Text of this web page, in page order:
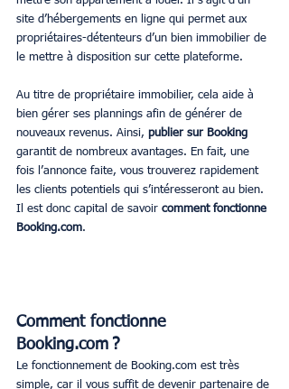
site d’hébergements en ligne qui permet aux
propriétaires-détenteurs d’un bien immobilier de
le mettre à disposition sur cette plateforme.
Au titre de propriétaire immobilier, cela aide à
bien gérer ses plannings afin de générer de
nouveaux revenus. Ainsi, publier sur Booking
garantit de nombreux avantages. En fait, une
fois l’annonce faite, vous trouverez rapidement
les clients potentiels qui s’intéresseront au bien.
Il est donc capital de savoir comment fonctionne
Booking.com.
Comment fonctionne
Booking.com ?
Le fonctionnement de Booking.com est très
simple, car il vous suffit de devenir partenaire de